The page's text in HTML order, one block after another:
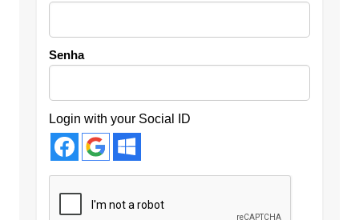
Senha
Login with your Social ID